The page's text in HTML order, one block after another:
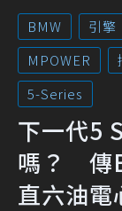
BMW 引擎
MPOWER
5-Series
下一代5
嗎？ 傳
直六油電